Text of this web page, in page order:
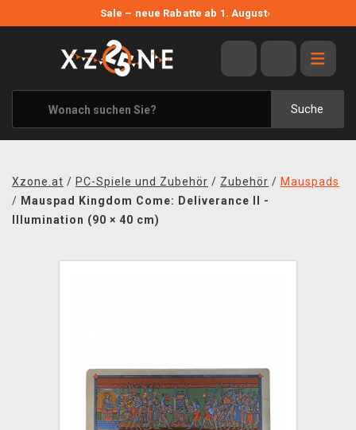
Sale – neue Rabatte ab 1. August›
Suche
ANGEBOTE
ALLE MARKEN
XZONE ORIGINALS
KLEIDUNG & ACCESSOIRES
BÜCHER & COMICS
XZONE CLUB
Xzone.at / PC-Spiele und Zubehör / Zubehör / Mauspads
/ Mauspad Kingdom Come: Deliverance II -
Illumination (90 × 40 cm)